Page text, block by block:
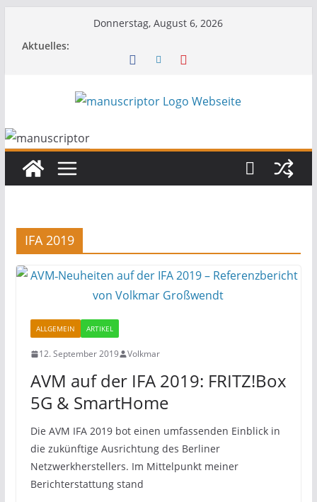
Donnerstag, August 6, 2026
Aktuelles:
IFA 2019
ALLGEMEIN ARTIKEL
12. September 2019 Volkmar
AVM auf der IFA 2019: FRITZ!Box
5G & SmartHome
Die AVM IFA 2019 bot einen umfassenden Einblick in
die zukünftige Ausrichtung des Berliner
Netzwerkherstellers. Im Mittelpunkt meiner
Berichterstattung stand